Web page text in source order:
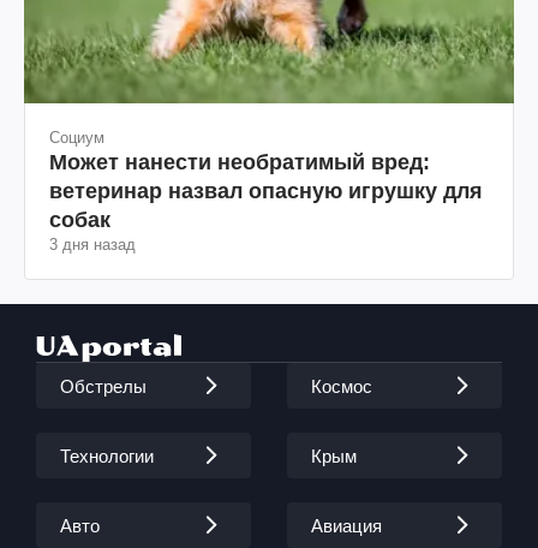
Социум
Может нанести необратимый вред:
ветеринар назвал опасную игрушку для
собак
3 дня назад
Обстрелы Космос
Технологии Крым
Авто Авиация